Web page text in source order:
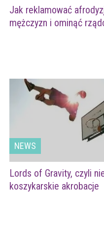
Jak reklamować
mężczyzn i ominąć
NEWS
Lords of Gravity, czyli
koszykarskie akrobacje